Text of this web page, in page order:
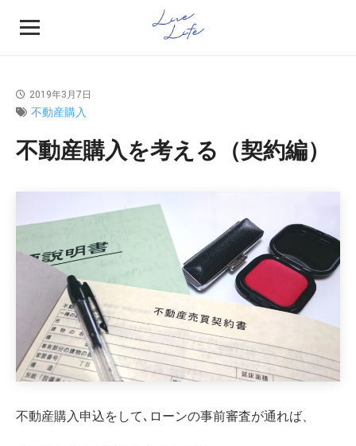
2019年3月7日
不動産購入
不動産購入を考える（契約編）
不動産購入申込をして､ローンの事前審査が通れば、